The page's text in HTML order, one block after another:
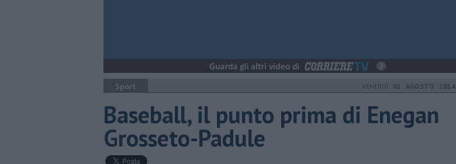
Sport VENERDÌ 01 AGOSTO 2014
Baseball, il punto prima di Enegan
Grosseto-Padule